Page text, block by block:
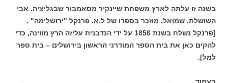
בשנה זו עלתה לארץ משפחת שיינקיר מסאמבור שבגליציה. אבי
השושלת, שמואל, מוזכר בספרו של ל.א. פרנקל "ירושלימה" .
[פרנקל נשלח בשנת 1856 על ידי הנדבנית עליזה הרץ מווינה, כדי
להקים כאן את בית הספר המודרני הראשון בירושלים – בית ספר
למל].